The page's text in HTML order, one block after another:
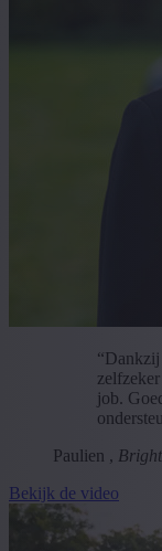
job.
Paulien ,
Bekijk de video